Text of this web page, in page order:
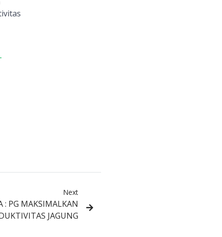
Next
: PG MAKSIMALKAN
JAGUNG